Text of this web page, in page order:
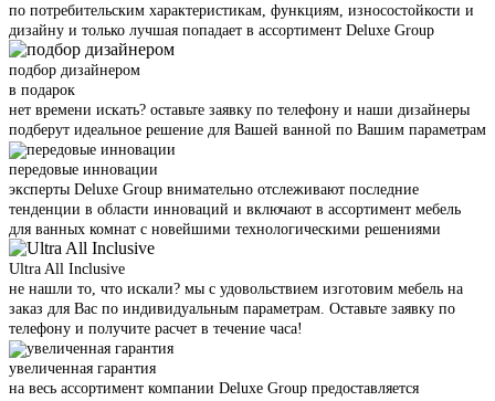
по потребительским характеристикам, функциям, износостойкости и
дизайну и только лучшая попадает в ассортимент Deluxe Group
подбор дизайнером
в подарок
нет времени искать? оставьте заявку по телефону и наши дизайнеры
подберут идеальное решение для Вашей ванной по Вашим параметрам
передовые инновации
эксперты Deluxe Group внимательно отслеживают последние
тенденции в области инноваций и включают в ассортимент мебель
для ванных комнат с новейшими технологическими решениями
Ultra All Inclusive
не нашли то, что искали? мы с удовольствием изготовим мебель на
заказ для Вас по индивидуальным параметрам. Оставьте заявку по
телефону и получите расчет в течение часа!
увеличенная гарантия
на весь ассортимент компании Deluxe Group предоставляется